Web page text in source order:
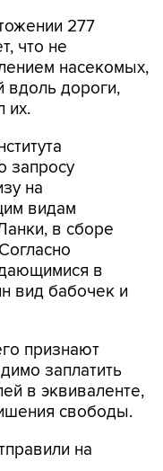
277
что не
насекомых,
вдоль дороги,
их.
запросу
на
видам
в сборе
в
вид бабочек и
признают
заплатить
в эквиваленте,
свободы.
на